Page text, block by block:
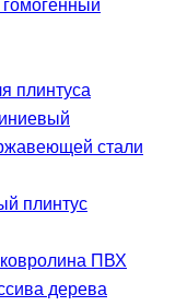
плинтуса
стали
плинтус
ПВХ
дерева